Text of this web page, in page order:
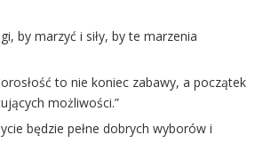
by marzyć i siły, by te marzenia
to nie koniec zabawy, a początek
możliwości.”
będzie pełne dobrych wyborów i